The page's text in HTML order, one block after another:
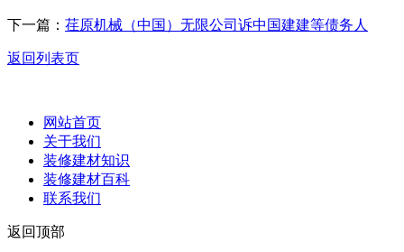
下一篇： 荏原机械（中国）无限公司诉中国建建等债务人
返回列表页
网站首页
关于我们
装修建材知识
装修建材百科
联系我们
返回顶部